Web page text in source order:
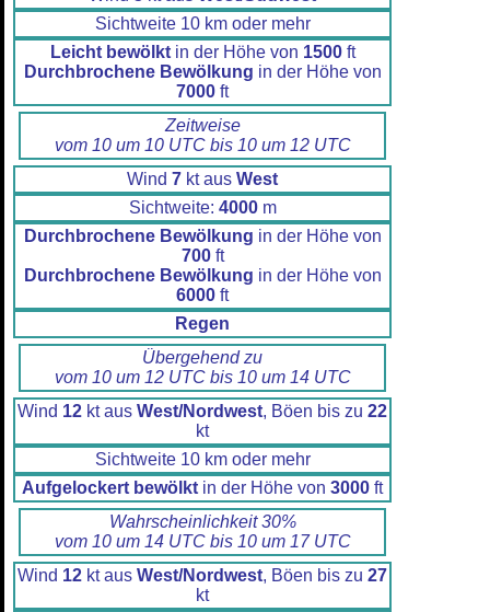
Sichtweite 10 km oder mehr
Leicht bewölktin der Höhe von 1500ft
Durchbrochene Bewölkung in der Höhe von
7000 ft
Zeitweise
vom 10 um 10 UTC bis 10 um 12 UTC
Wind 7 kt aus West
Sichtweite: 4000m
Durchbrochene Bewölkung in der Höhe von
700ft
Durchbrochene Bewölkung in der Höhe von
6000 ft
Regen
Übergehend zu
vom 10 um 12 UTC bis 10 um 14 UTC
Wind 12 kt aus West/Nordwest, Böen bis zu 22
kt
Sichtweite 10 km oder mehr
Aufgelockert bewölkt in der Höhe von 3000 ft
Wahrscheinlichkeit 30%
vom 10 um 14 UTC bis 10 um 17 UTC
Wind 12 kt aus West/Nordwest, Böen bis zu 27
kt